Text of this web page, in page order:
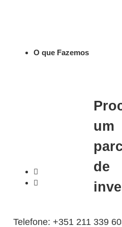
O que Fazemos
um
de
Telefone: +351 211 339